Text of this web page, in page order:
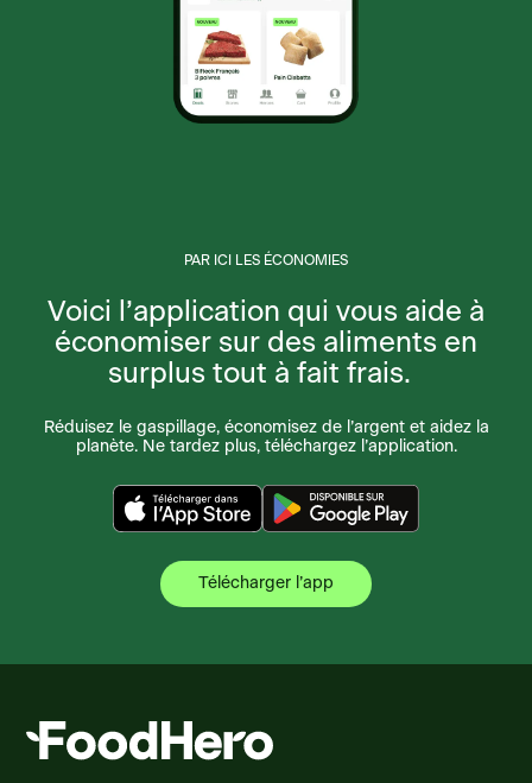
PAR ICI LES ÉCONOMIES
Voici l’application qui vous aide à
économiser sur des aliments en
surplus tout à fait frais.
Réduisez le gaspillage, économisez de l’argent et aidez la
planète. Ne tardez plus, téléchargez l’application.
Télécharger l’app